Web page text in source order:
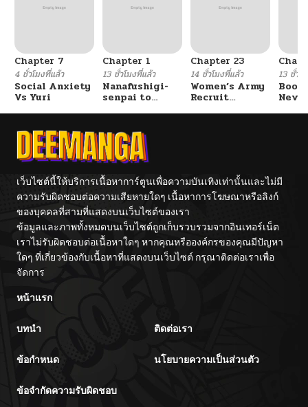
ตอนที่ 53 12/26/2025
ตอนที่ 52
ตอนที่ 51
ตอนที่ 50 12/06/2025
ตอนที่ 49 11/22/2025
ตอนที่ 48 11/22/2025
ตอนที่ 47
ตอนที่ 46
Chapter 7
4 ชั่วโมงที่แล้ว
Social Anxiety
Vs Yuri
Chapter 1
13 ชั่วโมงที่แล้ว
Nanafushigi-
senpai to
Chapter 23
14 ชั่วโมงที่แล้ว
Women’s Army
Recruit
13 ชั่วโ
เว็บไซต์นี้ให้บริการเนื้อหาการ์ตูนเพื่อความบันเทิงเท่านั้นและไม่มี
ความรับผิดชอบต่อความเสียหายใดๆ เนื้อหาการโฆษณาหรือลิงก์
ของบุคคลที่สามที่แสดงบนเว็บไซต์ของเรา
ข้อมูลและภาพทั้งหมดบนเว็บไซต์ถูกเก็บรวบรวมจากอินเทอร์เน็ต
เราไม่รับผิดชอบต่อเนื้อหาใดๆ หากคุณหรือองค์กรของคุณมีปัญหา
ใดๆ ที่เกี่ยวข้องกับเนื้อหาที่แสดงบนเว็บไซต์ กรุณาติดต่อเราเพื่อ
จัดการ
หน้าแรก
บทนำ ติดต่อเรา
ข้อกำหนด นโยบายความเป็นส่วนตัว
ข้อจำกัดความรับผิดชอบ